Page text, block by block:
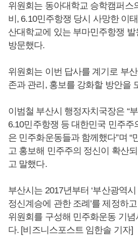
위원회는 동아대학교 승학캠퍼스
비, 6.10민주항쟁 당시 사망한 이
산대학교에 있는 부마민주항쟁
방문했다.
위원회는 이번 답사를 계기로 부
존과 관리, 홍보를 강화할 방안을
이범철 부산시 행정자치국장은 “
6.10민주항쟁 등 대한민국 민주주
은 민주화운동들과 함께했다”며 “
고 홍보해 민주주의 정신이 확산
고 말했다.
부산시는 2017년부터 ‘부산광역
정신계승에 관한 조례’를 제정하
위원회를 구성해 민주화운동 기
다. [비즈니스포스트 임한솔 기자]